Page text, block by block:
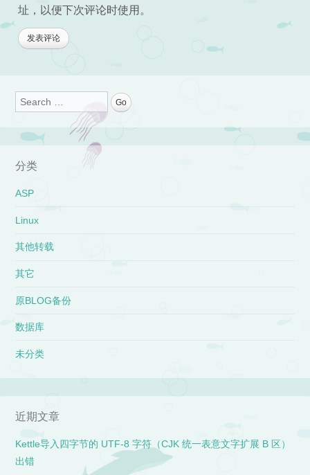
址，以便下次评论时使用。
Search
分类
ASP
Linux
其他转载
其它
原BLOG备份
数据库
未分类
近期文章
Kettle导入四字节的 UTF-8 字符（CJK 统一表意文字扩展 B 区）
出错